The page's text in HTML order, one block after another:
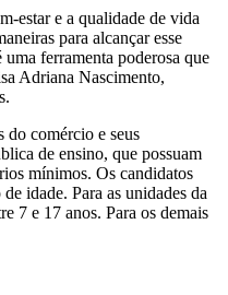
estar e a qualidade de vida
para alcançar esse
ferramenta poderosa que
Adriana Nascimento,
do comércio e seus
de ensino, que possuam
mínimos. Os candidatos
idade. Para as unidades da
7 e 17 anos. Para os demais